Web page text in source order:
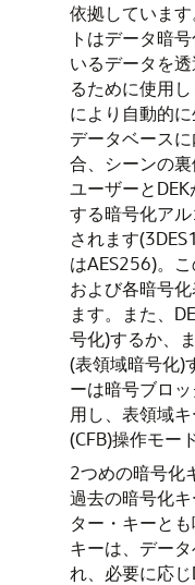
依拠していま
トはデータ暗
いるデータを
るために使用
により自動的
データベース
合、シーンの
ユーザーと
する暗号化ア
されます
はAES256)。
および各暗号
ます。また、
号化)するか、
(表領域暗号化)
ーは暗号ブロ
用し、表領域
(CFB)操作モー
2つめの暗号化
過去の暗号化
ター・キーと
キーは、デー
れ、必要に応